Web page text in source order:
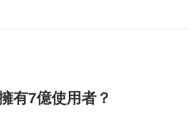
有7億使用者？